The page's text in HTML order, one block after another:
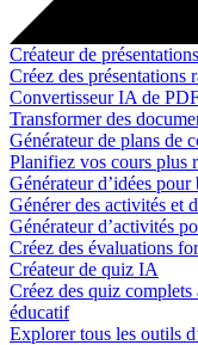
Créateur de
Créez des présentations
Convertisseur IA de
Transformer des
Générateur de plans de
Planifiez vos cours plus
Générateur d’idées pour
Générer des activités et
Générateur d’activités
Créez des évaluations
Créateur de quiz IA
Créez des quiz
éducatif
Explorer tous les outils